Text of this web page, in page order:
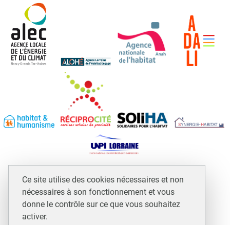
Ce site utilise des cookies nécessaires et non
nécessaires à son fonctionnement et vous
donne le contrôle sur ce que vous souhaitez
activer.
Espace professionnels et assimilés
Mentions légales
Plan du site